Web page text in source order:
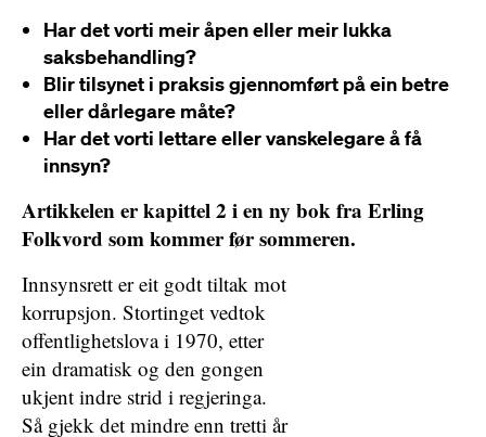
Har det vorti meir åpen eller meir lukka
saksbehandling?
Blir tilsynet i praksis gjennomført på ein betre
eller dårlegare måte?
Har det vorti lettare eller vanskelegare å få
innsyn?
Artikkelen er kapittel 2 i en ny bok fra Erling
Folkvord som kommer før sommeren.
Innsynsrett er eit godt tiltak mot
korrupsjon. Stortinget vedtok
offentlighetslova i 1970, etter
ein dramatisk og den gongen
ukjent indre strid i regjeringa.
Så gjekk det mindre enn tretti år